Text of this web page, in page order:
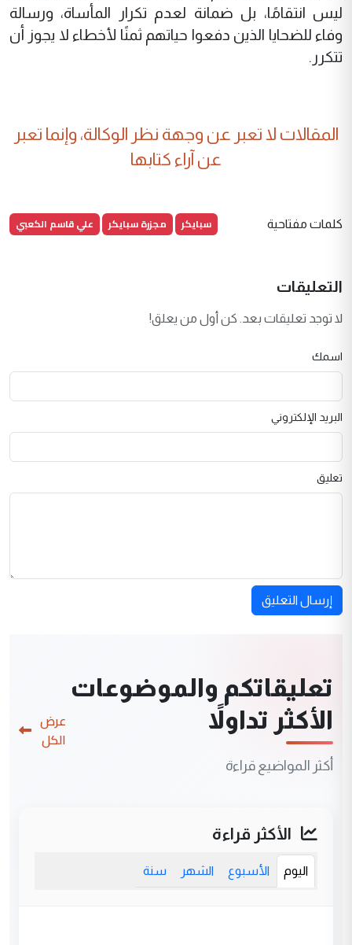
ليس انتقامًا، بل ضمانة لعدم تكرار المأساة، ورسالة
وفاء للضحايا الذين دفعوا حياتهم ثمنًا لأخطاء لا يجوز أن
تتكرر.
المقالات لا تعبر عن وجهة نظر الوكالة، وإنما تعبر
عن آراء كتابها
كلمات مفتاحية سبايكر مجزرة سبايكر علي قاسم الكعبي
التعليقات
لا توجد تعليقات بعد. كن أول من يعلق!
اسمك
البريد الإلكتروني
تعليق
إرسال التعليق
تعليقاتكم والموضوعات
الأكثر تداولاً
أكثر المواضيع قراءة
عرض
الكل
الأكثر قراءة
اليوم الأسبوع الشهر سنة